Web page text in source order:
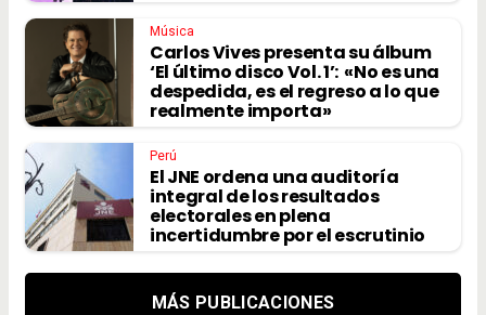
Música
Carlos Vives presenta su álbum
‘El último disco Vol. 1’: «No es una
despedida, es el regreso a lo que
realmente importa»
Perú
El JNE ordena una auditoría
integral de los resultados
electorales en plena
incertidumbre por el escrutinio
MÁS PUBLICACIONES